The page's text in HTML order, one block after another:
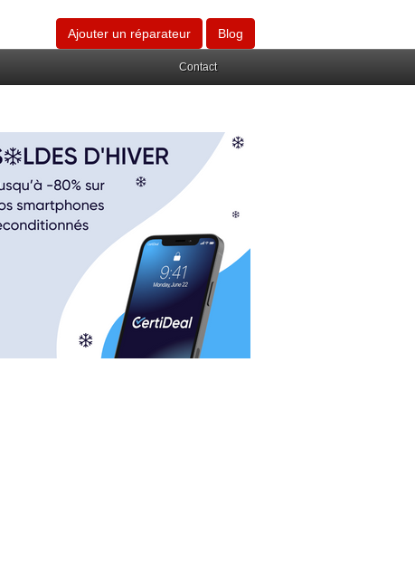
Ajouter un réparateur Blog
Contact